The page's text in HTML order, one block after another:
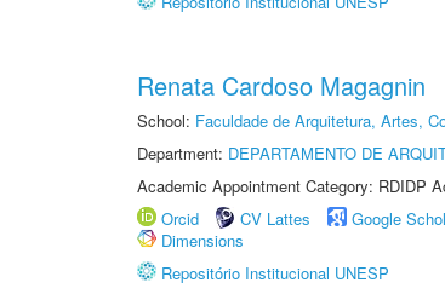
Renata Cardoso Magagnin
School: Faculdade de Arquitetura, Artes,
Department: DEPARTAMENTO DE
Academic Appointment Category: RDIDP
Orcid
CV Lattes Google
Dimensions
Repositório Institucional UNESP